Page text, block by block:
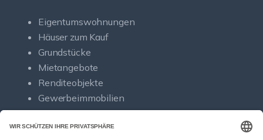
Eigentumswohnungen
Häuser zum Kauf
Grundstücke
Mietangebote
Renditeobjekte
Gewerbeimmobilien